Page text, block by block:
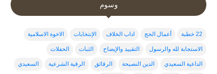
وسوم
22 خطبة أعمال الحج اداب الخلاف الإنتخابات الاخوة الاسلامية
الاستجابة لله والرسول التقييد والإيضاح الثبات الحفلات
الداعية السعيدي الدين النصيحة الرقائق الرقية الشرعية السعيدي